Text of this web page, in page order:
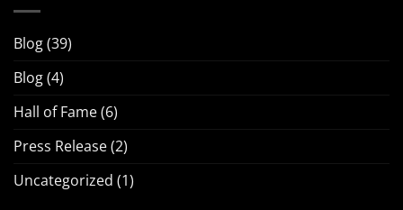
Blog(39)
Blog(4)
Hall of Fame(6)
Press Release(2)
Uncategorized (1)